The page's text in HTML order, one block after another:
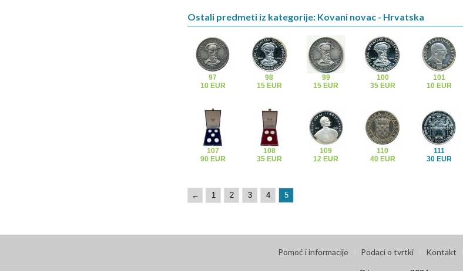
Ostali predmeti iz kategorije: Kovani novac - Hrvatska
97
10 EUR
98
15 EUR
99
15 EUR
100
35 EUR
101
10 EUR
107
90 EUR
108
35 EUR
109
12 EUR
110
40 EUR
111
30 EUR
← 1 2 3 4 5
Pomoć i informacije Podaci o tvrtki Kontakt